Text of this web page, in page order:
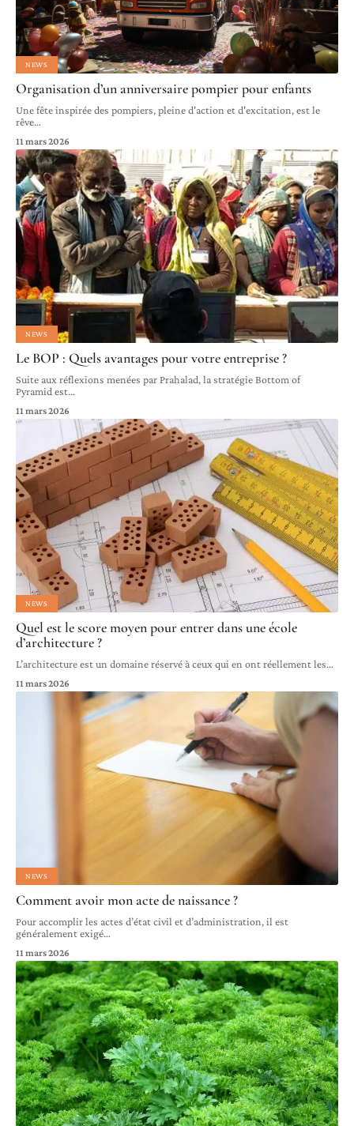
NEWS
Organisation d’un anniversaire pompier pour enfants
Une fête inspirée des pompiers, pleine d'action et d'excitation, est le
rêve…
11 mars 2026
NEWS
Le BOP : Quels avantages pour votre entreprise ?
Suite aux réflexions menées par Prahalad, la stratégie Bottom of
Pyramid est…
11 mars 2026
NEWS
Quel est le score moyen pour entrer dans une école
d’architecture ?
L’architecture est un domaine réservé à ceux qui en ont réellement les…
11 mars 2026
NEWS
Comment avoir mon acte de naissance ?
Pour accomplir les actes d’état civil et d’administration, il est
généralement exigé…
11 mars 2026